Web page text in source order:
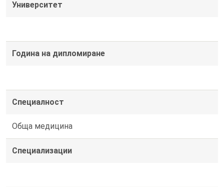
Университет
Година на дипломиране
Специалност
Обща медицина
Специализации